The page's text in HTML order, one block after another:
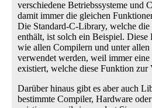
verschiedene Betriebssysteme und
damit immer die gleichen
Die Standard-C-Library, welche
enthält, ist solch ein Beispiel.
wie allen Compilern und unter allen
verwendet werden, weil immer
existiert, welche diese Funktion zur
Darüber hinaus gibt es aber auch
bestimmte Compiler, Hardware